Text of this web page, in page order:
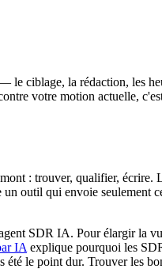
le ciblage, la rédaction, les
votre motion actuelle,
: trouver, qualifier,
outil qui envoie seulement
SDR IA. Pour élargir la
IA explique pourquoi les
été le point dur. Trouver les